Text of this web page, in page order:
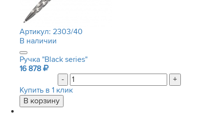
Артикул: 2303/40
В наличии
Ручка "Black series"
16 878
-
+
Купить в 1 клик